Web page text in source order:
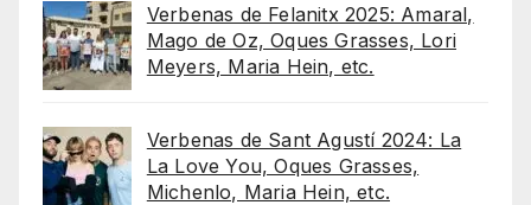
Verbenas de Felanitx 2025: Amaral,
Mago de Oz, Oques Grasses, Lori
Meyers, Maria Hein, etc.
Verbenas de Sant Agustí 2024: La
La Love You, Oques Grasses,
Michenlo, Maria Hein, etc.